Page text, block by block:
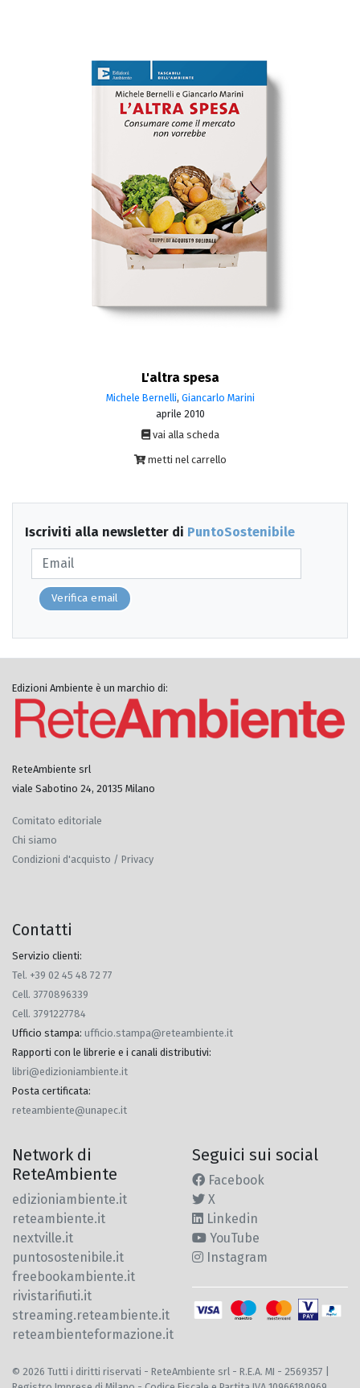
L'altra spesa
Michele Bernelli, Giancarlo Marini
aprile 2010
vai alla scheda
metti nel carrello
Iscriviti alla newsletter di PuntoSostenibile
Verifica email
Edizioni Ambiente è un marchio di:
ReteAmbiente srl
viale Sabotino 24, 20135 Milano
Comitato editoriale
Chi siamo
Condizioni d'acquisto / Privacy
Contatti
Servizio clienti:
Tel. +39 02 45 48 72 77
Cell. 3770896339
Cell. 3791227784
Ufficio stampa: ufficio.stampa@reteambiente.it
Rapporti con le librerie e i canali distributivi:
libri@edizioniambiente.it
Posta certificata:
reteambiente@unapec.it
Network di
ReteAmbiente
edizioniambiente.it
reteambiente.it
nextville.it
puntosostenibile.it
freebookambiente.it
rivistarifiuti.it
streaming.reteambiente.it
reteambienteformazione.it
Seguici sui social
Facebook
X
Linkedin
YouTube
Instagram
© 2026 Tutti i diritti riservati - ReteAmbiente srl - R.E.A. MI - 2569357 |